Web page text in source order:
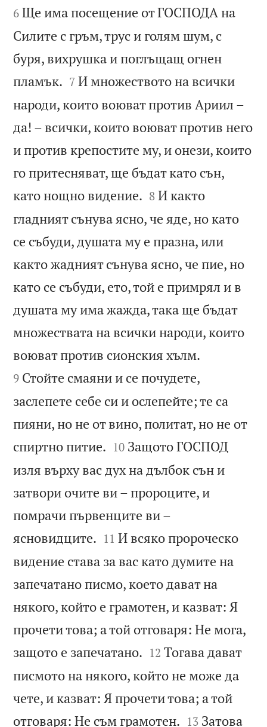
6 Ще има посещение от ГОСПОДА на
Силите с гръм, трус и голям шум, с
буря, вихрушка и поглъщащ огнен
пламък. 

7 И множеството на всички
народи, които воюват против Ариил –
да! – всички, които воюват против него
и против крепостите му, и онези, които
го притесняват, ще бъдат като сън,
като нощно видение. 

8 И както
гладният сънува ясно, че яде, но като
се събуди, душата му е празна, или
както жадният сънува ясно, че пие, но
като се събуди, ето, той е примрял и в
душата му има жажда, така ще бъдат
множествата на всички народи, които
воюват против сионския хълм.
9 Стойте смаяни и се почудете,
заслепете себе си и ослепейте; те са
пияни, но не от вино, политат, но не от
спиртно питие. 

10 Защото ГОСПОД
изля върху вас дух на дълбок сън и
затвори очите ви – пророците, и
помрачи първенците ви –
ясновидците. 

11 И всяко пророческо
видение става за вас като думите на
запечатано писмо, което дават на
някого, който е грамотен, и казват: Я
прочети това; а той отговаря: Не мога,
защото е запечатано. 

12 Тогава дават
писмото на някого, който не може да
чете, и казват: Я прочети това; а той
отговаря: Не съм грамотен. 

13 Затова